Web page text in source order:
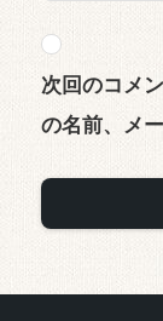
次回のコメ
の名前、メ